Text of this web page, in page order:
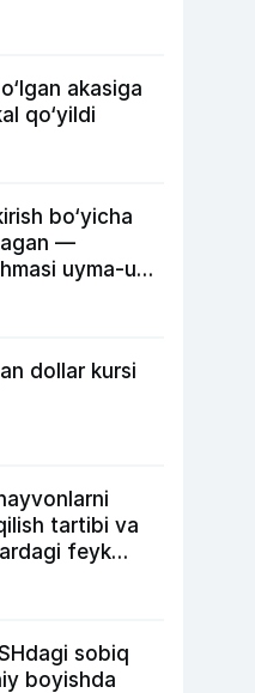
akasiga
qo‘yildi
bo‘yicha
—
uyma-uy
haqida
dollar kursi
tartibi va
feyk
sobiq
boyishda